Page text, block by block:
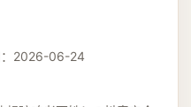
2026-06-24